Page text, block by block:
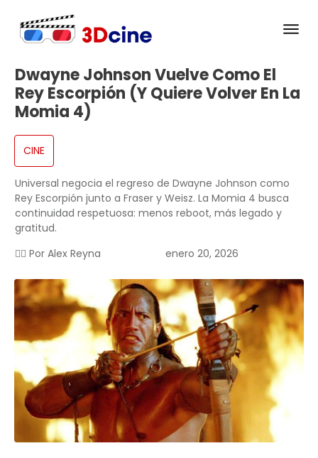
Dwayne Johnson Vuelve Como El
Rey Escorpión (y Quiere Volver En La
Momia 4)
CINE
Universal negocia el regreso de Dwayne Johnson como
Rey Escorpión junto a Fraser y Weisz. La Momia 4 busca
continuidad respetuosa: menos reboot, más legado y
gratitud.
✍🏻 Por Alex Reyna enero 20, 2026